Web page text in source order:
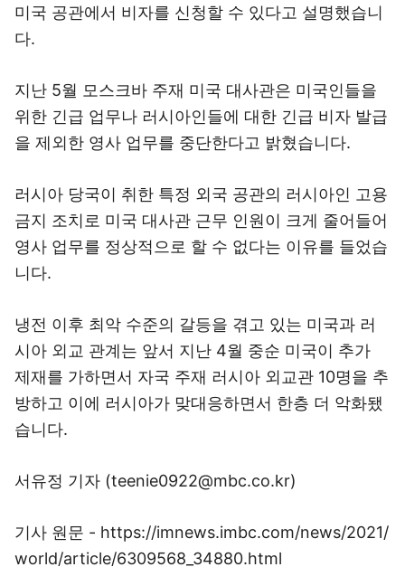
미국 공관에서 비자를 신청할 수 있다고 설명했습니
다.
지난 5월 모스크바 주재 미국 대사관은 미국인들을
위한 긴급 업무나 러시아인들에 대한 긴급 비자 발급
을 제외한 영사 업무를 중단한다고 밝혔습니다.
러시아 당국이 취한 특정 외국 공관의 러시아인 고용
금지 조치로 미국 대사관 근무 인원이 크게 줄어들어
영사 업무를 정상적으로 할 수 없다는 이유를 들었습
니다.
냉전 이후 최악 수준의 갈등을 겪고 있는 미국과 러
시아 외교 관계는 앞서 지난 4월 중순 미국이 추가
제재를 가하면서 자국 주재 러시아 외교관 10명을 추
방하고 이에 러시아가 맞대응하면서 한층 더 악화됐
습니다.
서유정 기자 (teenie0922@mbc.co.kr)
기사 원문 - https://imnews.imbc.com/news/2021/
world/article/6309568_34880.html